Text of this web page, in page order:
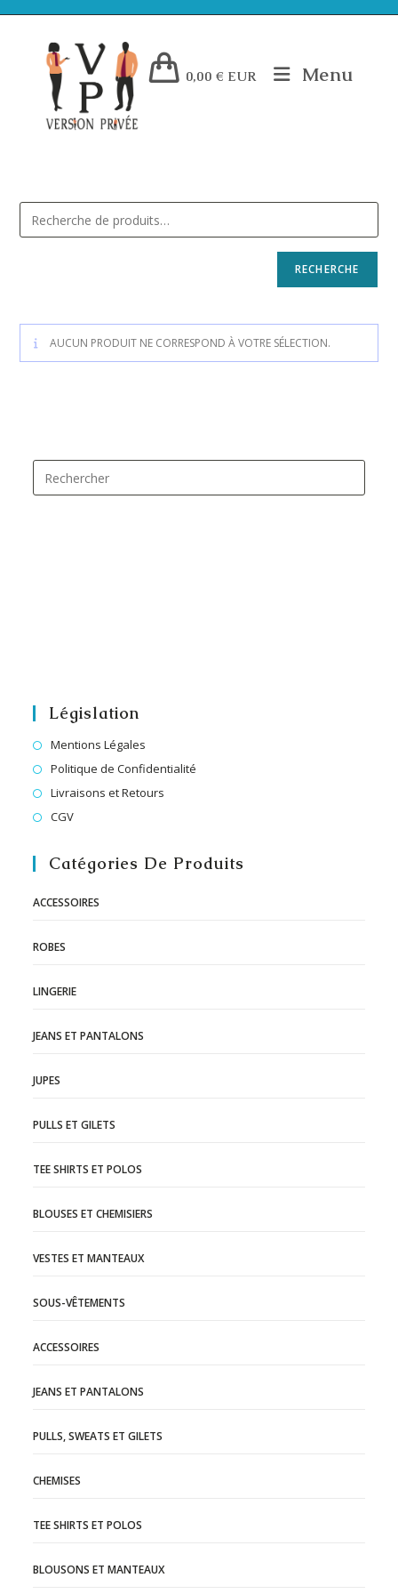
0,00 € EUR Menu
RECHERCHE
AUCUN PRODUIT NE CORRESPOND À VOTRE SÉLECTION.
Législation
Mentions Légales
Politique de Confidentialité
Livraisons et Retours
CGV
Catégories De Produits
ACCESSOIRES
ROBES
LINGERIE
JEANS ET PANTALONS
JUPES
PULLS ET GILETS
TEE SHIRTS ET POLOS
BLOUSES ET CHEMISIERS
VESTES ET MANTEAUX
SOUS-VÊTEMENTS
ACCESSOIRES
JEANS ET PANTALONS
PULLS, SWEATS ET GILETS
CHEMISES
TEE SHIRTS ET POLOS
BLOUSONS ET MANTEAUX